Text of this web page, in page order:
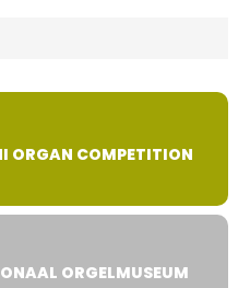
ORGAN COMPETITION
ORGELMUSEUM